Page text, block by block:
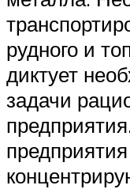
рудного и
диктует
задачи